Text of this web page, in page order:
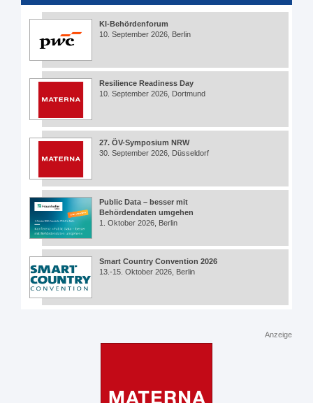
KI-Behördenforum
10. September 2026, Berlin
Resilience Readiness Day
10. September 2026, Dortmund
27. ÖV-Symposium NRW
30. September 2026, Düsseldorf
Public Data – besser mit
Behördendaten umgehen
1. Oktober 2026, Berlin
Smart Country Convention 2026
13.-15. Oktober 2026, Berlin
Anzeige